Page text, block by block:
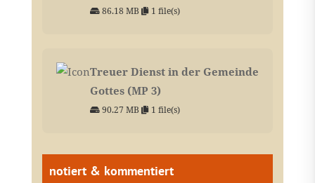
86.18 MB 1 file(s)
Treuer Dienst in der Gemeinde
Gottes (MP 3)
90.27 MB 1 file(s)
notiert & kommentiert